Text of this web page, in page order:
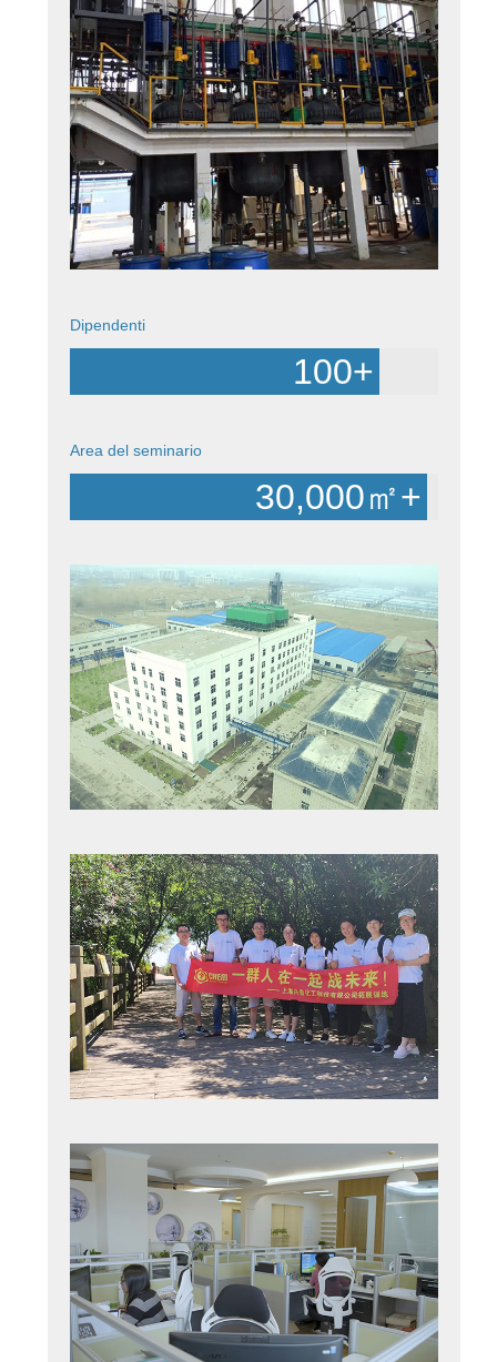
Dipendenti
100+
Area del seminario
30,000㎡+